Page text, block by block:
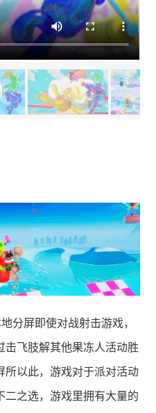
分屏即使对战射击游戏，
击飞肢解其他果冻人活动胜
所以此，游戏对于派对活动
二之选，游戏里拥有大量的